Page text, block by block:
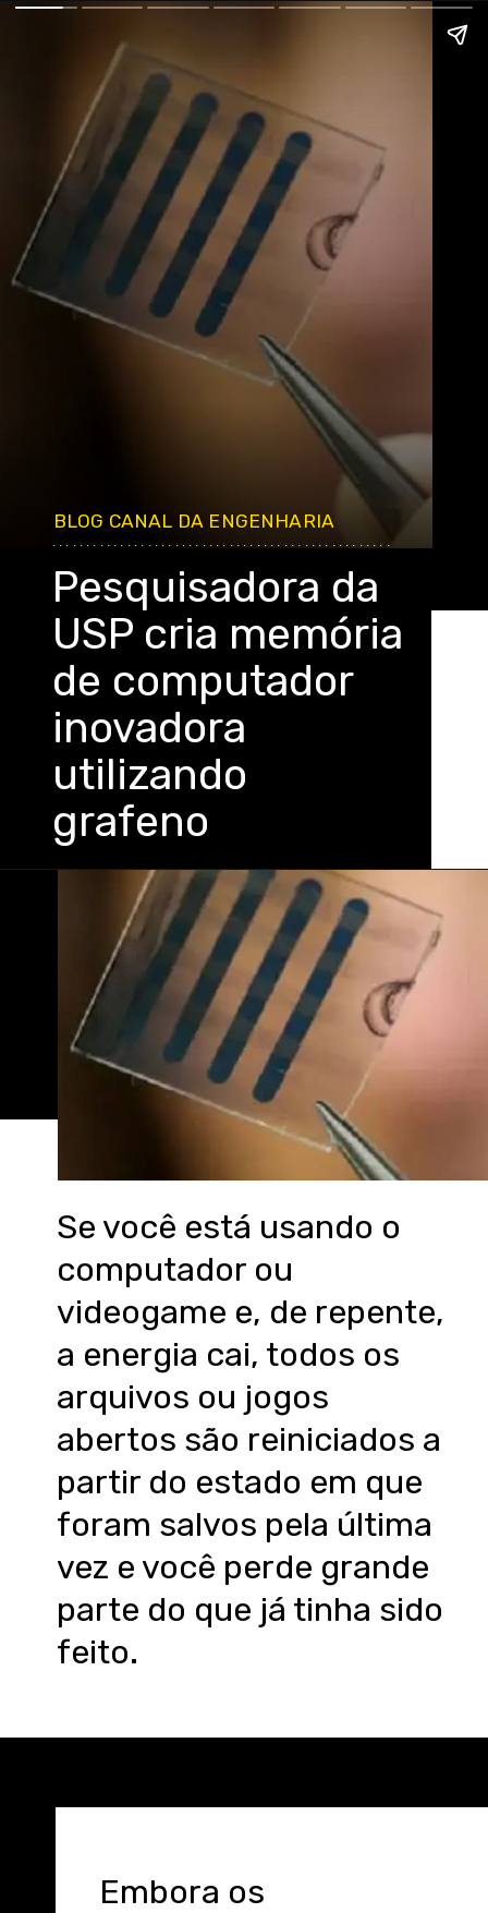
BLOG CANAL DA ENGENHARIA
Pesquisadora da
USP cria memória
de computador
inovadora
utilizando
grafeno
Se você está usando o
computador ou
videogame e, de repente,
a energia cai, todos os
arquivos ou jogos
abertos são reiniciados a
partir do estado em que
foram salvos pela última
vez e você perde grande
parte do que já tinha sido
feito.
Embora os